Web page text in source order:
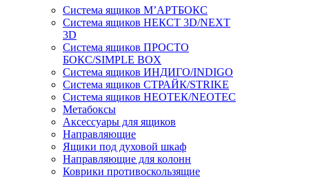
Система ящиков М’АРТБОКС
Система ящиков НЕКСТ 3D/NEXT
3D
Система ящиков ПРОСТО
БОКС/SIMPLE BOX
Система ящиков ИНДИГО/INDIGO
Система ящиков СТРАЙК/STRIKE
Система ящиков НЕОТЕК/NEOTEC
Метабоксы
Аксессуары для ящиков
Направляющие
Ящики под духовой шкаф
Направляющие для колонн
Коврики противоскользящие